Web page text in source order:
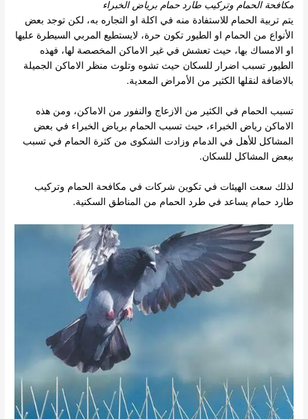
مكافحة الحمام وتركيب طارد حمام برياض الخبراء
يتم تربية الحمام للاستفادة منه في اكلة او التجاره به، لكن توجد بعض
الأنواع من الحمام او الطيور تكون حرة، لايستطيع المربي السيطرة عليها
او الامساك بها، حيث تعشش في غير الاماكن المخصصة لها، فهذه
الطيور تسبب اضرار للسكان حيث تشوه وتلوث منظر الاماكن الجميلة
بالاضافة لنقلها الكثير من الأمراض المعدية.
تسبب الحمام في الكثير من الازعاج والنفور من الاماكن، ومن هذه
الاماكن رياض الخبراء، حيث تسبب الحمام برياض الخبراء في بعض
المشاكل للأهل في الدمام وزادت الشكوى من كثرة الحمام في تسبب
ببعض المشاكل للسكان.
لذلك سعت الهيئات في تكوين شركات في مكافحة الحمام وتركيب
طارد حمام يساعد في طرد الحمام من المناطق السكنية.